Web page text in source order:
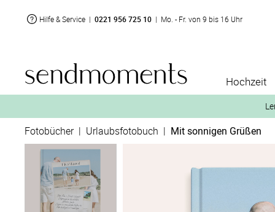
Hilfe & Service | 0221 956 725 10 | Mo. - Fr. von 9 bis 16 Uhr
Hochzeit
2. Aktiviere
Fotobücher | Urlaubsfotobuch | Mit sonnigen Grüßen